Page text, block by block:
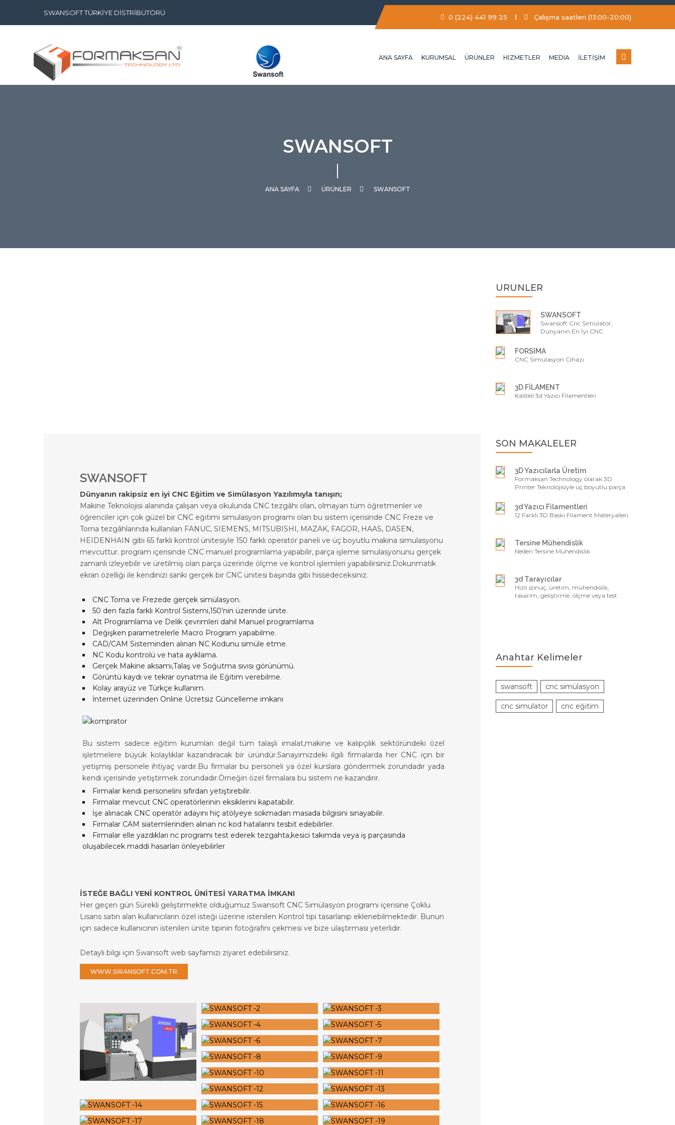
SWANSOFT TÜRKİYE DİSTRİBÜTÖRÜ
0 (224) 441 99 25 Çalışma saatleri (13:00-20:00)
ANA SAYFA KURUMSAL ÜRÜNLER HİZMETLER MEDIA İLETİŞİM
SWANSOFT
ANA SAYFA ÜRÜNLER SWANSOFT
SWANSOFT
Dünyanın rakipsiz en iyi CNC Eğitim ve Simülasyon Yazılımıyla tanışın;
Makine Teknolojisi alanında çalışan veya okulunda CNC tezgâhı olan, olmayan tüm öğretmenler ve
öğrenciler için çok güzel bir CNC eğitimi simulasyon programı olan bu sistem içerisinde CNC Freze ve
Torna tezgâhlarında kullanılan FANUC, SIEMENS, MITSUBISHI, MAZAK, FAGOR, HAAS, DASEN,
HEIDENHAIN gibi 65 farklı kontrol ünitesiyle 150 farklı operatör paneli ve üç boyutlu makina simulasyonu
mevcuttur. program içerisinde CNC manuel programlama yapabilir, parça işleme simulasyonunu gerçek
zamanlı izleyebilir ve üretilmiş olan parça üzerinde ölçme ve kontrol işlemleri yapabilirsiniz.Dokunmatik
ekran özelliği ile kendinizi sanki gerçek bir CNC ünitesi başında gibi hissedeceksiniz.
CNC Torna ve Frezede gerçek simülasyon.
50 den fazla farklı Kontrol Sistemi,150’nin üzerinde ünite.
Alt Programlama ve Delik çevrimleri dahil Manuel programlama
Değişken parametrelerle Macro Program yapabilme.
CAD/CAM Sisteminden alınan NC Kodunu simüle etme.
NC Kodu kontrolü ve hata ayıklama.
Gerçek Makine aksamı,Talaş ve Soğutma sıvısı görünümü.
Görüntü kaydı ve tekrar oynatma ile Eğitim verebilme.
Kolay arayüz ve Türkçe kullanım.
İnternet üzerinden Online Ücretsiz Güncelleme imkanı
Bu sistem sadece eğitim kurumları değil tüm talaşlı imalat,makine ve kalıpçılık sektöründeki özel
işletmelere büyük kolaylıklar kazandıracak bir üründür.Sanayimizdeki ilgili firmalarda her CNC için bir
yetişmiş personele ihtiyaç vardır.Bu firmalar bu personeli ya özel kurslara göndermek zorundadır yada
kendi içerisinde yetiştirmek zorundadır.Örneğin özel firmalara bu sistem ne kazandırır.
Firmalar kendi personelini sıfırdan yetiştirebilir.
Firmalar mevcut CNC operatörlerinin eksiklerini kapatabilir.
İşe alınacak CNC operatör adayını hiç atölyeye sokmadan masada bilgisini sınayabilir.
Firmalar CAM siatemlerinden alınan nc kod hatalarını tesbit edebilirler.
Firmalar elle yazdıkları nc programı test ederek tezgahta,kesici takımda veya iş parçasında
oluşabilecek maddi hasarları önleyebilirler
İSTEĞE BAĞLI YENİ KONTROL ÜNİTESİ YARATMA İMKANI
Her geçen gün Sürekli geliştirmekte olduğumuz Swansoft CNC Simülasyon programı içerisine Çoklu
Lisans satın alan kullanıcıların özel isteği üzerine istenilen Kontrol tipi tasarlanıp eklenebilmektedir. Bunun
için sadece kullanıcının istenilen ünite tipinin fotoğrafını çekmesi ve bize ulaştırması yeterlidir.
Detaylı bilgi için Swansoft web sayfamızı ziyaret edebilirsiniz.
WWW.SWANSOFT.COM.TR
ÜRÜNLER
SWANSOFT
Swansoft Cnc Sımulator,
Dünyanın En İyi CNC
FORSIMA
CNC Simülasyon Cihazı
3D FİLAMENT
Kaliteli 3d Yazıcı Filamentleri
SON MAKALELER
3D Yazıcılarla Üretim
Formaksan Technology olarak 3D
Printer Teknolojisiyle üç boyutlu parça
3d Yazıcı Filamentleri
12 Farklı 3D Baskı Filament Materyalleri
Tersine Mühendislik
Neden Tersine Mühendislik
3d Tarayıcılar
Hızlı sonuç, üretim, mühendislik,
tasarım, geliştirme, ölçme veya test
Anahtar Kelimeler
swansoft cnc simülasyon
cnc simulator cnc eğitim